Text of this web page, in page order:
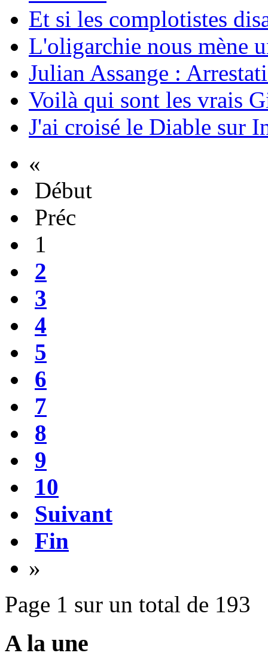
Et si les complotistes
L'oligarchie nous mène
Julian Assange :
Voilà qui sont les vrais
J'ai croisé le Diable sur
«
Début
Préc
1
2
3
4
5
6
7
8
9
10
Suivant
Fin
»
Page 1 sur un total de 193
A la une